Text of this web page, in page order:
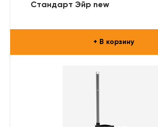
Стандарт Эйр new
+ В корзину